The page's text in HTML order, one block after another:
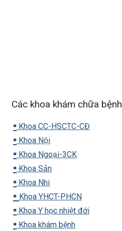
Các khoa khám chữa bệnh
▪️ Khoa CC-HSCTC-CĐ
▪️ Khoa Nội
▪️ Khoa Ngoại-3CK
▪️ Khoa Sản
▪️ Khoa Nhi
▪️ Khoa YHCT-PHCN
▪️ Khoa Y học nhiệt đới
▪️ Khoa khám bệnh